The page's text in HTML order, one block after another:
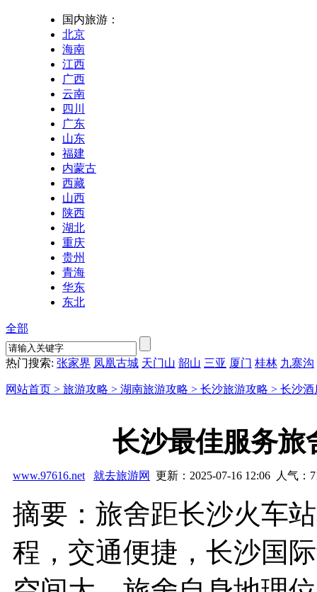
国内旅游：
北京
海南
江西
广西
云南
四川
广东
山东
福建
内蒙古
西藏
山西
陕西
湖北
重庆
贵州
青海
华东
东北
全部
热门搜索: 张家界 凤凰古城 天门山 韶山 三亚 厦门 桂林 九寨沟
网站首页 > 旅游攻略 > 湖南旅游攻略 > 长沙旅游攻略 > 长沙酒
长沙最佳服务旅
www.97616.net 就去旅游网 更新：2025-07-16 12:06 人气：
摘要：旅舍距长沙火车
程，交通便捷，长沙国